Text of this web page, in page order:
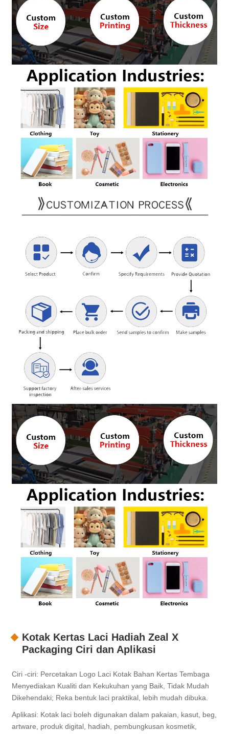
Kotak Kertas Laci Hadiah Zeal X
Packaging Ciri dan Aplikasi
Ciri -ciri: Percetakan Logo Laci Kotak Bahan Kertas Tembaga
Menyediakan Kualiti dan Kekukuhan yang Baik, Tidak Mudah
Dikehendaki; Reka bentuk laci praktikal, lebih mudah dibuka.
Aplikasi: Kotak laci boleh digunakan dalam pakaian, kasut, beg,
artware, produk digital, hadiah, pembungkusan kosmetik,